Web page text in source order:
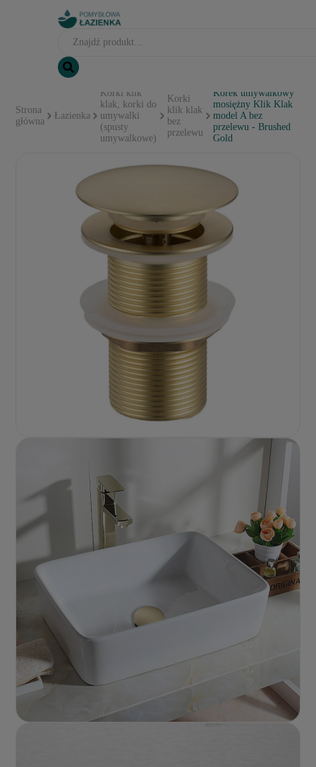
Strona
główna
Łazienka
Korki klik
klak, korki do
umywalki
(spusty
umywalkowe)
Korki
klik klak
bez
przelewu
Korek umywalkowy
mosiężny Klik Klak
model A bez
przelewu - Brushed
Gold